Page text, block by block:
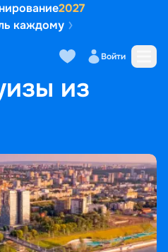
2027
каждому
Войти
РЕЧНЫЕ КРУИЗЫ ИЗ ПЕРМИ
из